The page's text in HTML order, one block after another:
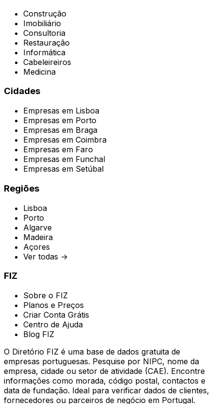
Construção
Imobiliário
Consultoria
Restauração
Informática
Cabeleireiros
Medicina
Cidades
Empresas em Lisboa
Empresas em Porto
Empresas em Braga
Empresas em Coimbra
Empresas em Faro
Empresas em Funchal
Empresas em Setúbal
Regiões
Lisboa
Porto
Algarve
Madeira
Açores
Ver todas →
FIZ
Sobre o FIZ
Planos e Preços
Criar Conta Grátis
Centro de Ajuda
Blog FIZ
O Diretório FIZ é uma base de dados gratuita de
empresas portuguesas. Pesquise por NIPC, nome da
empresa, cidade ou setor de atividade (CAE). Encontre
informações como morada, código postal, contactos e
data de fundação. Ideal para verificar dados de clientes,
fornecedores ou parceiros de negócio em Portugal.